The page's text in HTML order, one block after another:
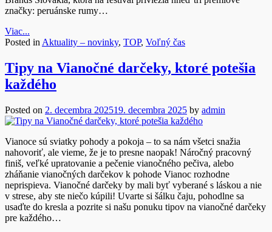
značky: peruánske rumy…
Viac...
Posted in Aktuality – novinky, TOP, Voľný čas
Tipy na Vianočné darčeky, ktoré potešia
každého
Posted on 2. decembra 202519. decembra 2025 by admin
Vianoce sú sviatky pohody a pokoja – to sa nám všetci snažia
nahovoriť, ale vieme, že je to presne naopak! Náročný pracovný
finiš, veľké upratovanie a pečenie vianočného pečiva, alebo
zháňanie vianočných darčekov k pohode Vianoc rozhodne
neprispieva. Vianočné darčeky by mali byť vyberané s láskou a nie
v strese, aby ste niečo kúpili! Uvarte si šálku čaju, pohodlne sa
usaďte do kresla a pozrite si našu ponuku tipov na vianočné darčeky
pre každého…